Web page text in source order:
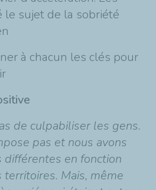
le sujet de la sobriété
à chacun les clés pour
de culpabiliser les gens.
pas et nous avons
en fonction
Mais, même